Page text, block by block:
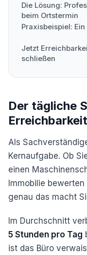
Die Lösung:
beim Ortstermin
Praxisbeispiel:
Jetzt
schließen
Der tägliche
Erreichbarkeit
Als
Kernaufgabe. Ob
einen
Immobilie
genau das macht
Im Durchschnitt
5 Stunden pro Tag
ist das Büro